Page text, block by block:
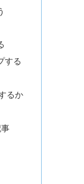
する
るか